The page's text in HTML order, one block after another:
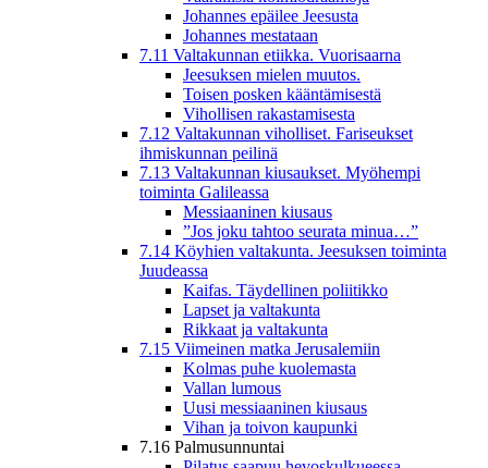
Johannes epäilee Jeesusta
Johannes mestataan
7.11 Valtakunnan etiikka. Vuorisaarna
Jeesuksen mielen muutos.
Toisen posken kääntämisestä
Vihollisen rakastamisesta
7.12 Valtakunnan viholliset. Fariseukset
ihmiskunnan peilinä
7.13 Valtakunnan kiusaukset. Myöhempi
toiminta Galileassa
Messiaaninen kiusaus
”Jos joku tahtoo seurata minua…”
7.14 Köyhien valtakunta. Jeesuksen toiminta
Juudeassa
Kaifas. Täydellinen poliitikko
Lapset ja valtakunta
Rikkaat ja valtakunta
7.15 Viimeinen matka Jerusalemiin
Kolmas puhe kuolemasta
Vallan lumous
Uusi messiaaninen kiusaus
Vihan ja toivon kaupunki
7.16 Palmusunnuntai